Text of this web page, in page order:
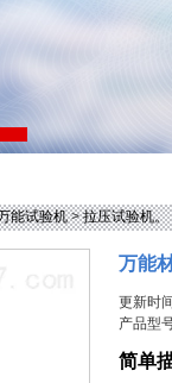
能试验机>拉压试验机。
万能
更新时
产品型
简单